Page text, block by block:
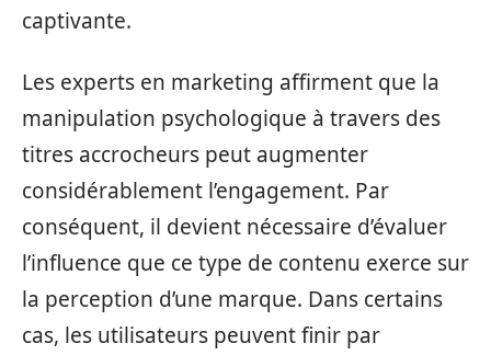
captivante.
Les experts en marketing affirment que la
manipulation psychologique à travers des
titres accrocheurs peut augmenter
considérablement l’engagement. Par
conséquent, il devient nécessaire d’évaluer
l’influence que ce type de contenu exerce sur
la perception d’une marque. Dans certains
cas, les utilisateurs peuvent finir par